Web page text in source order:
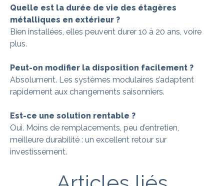
Quelle est la durée de vie des étagères
métalliques en extérieur ?
Bien installées, elles peuvent durer 10 à 20 ans, voire
plus.
Peut-on modifier la disposition facilement ?
Absolument. Les systèmes modulaires s’adaptent
rapidement aux changements saisonniers.
Est-ce une solution rentable ?
Oui. Moins de remplacements, peu d’entretien,
meilleure durabilité : un excellent retour sur
investissement.